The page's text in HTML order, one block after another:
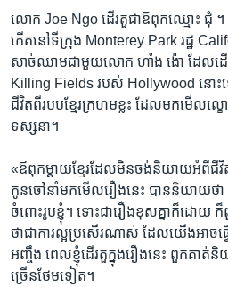
លោក Joe Ngo ដើរ​តួ​ជា​ឪពុក​ឈ្មោះ​ ជុំ ។
កើត​នៅ​ទីក្រុង Monterey Park រដ្ឋ​
សាច់​ឈាម​ជាមួយ​លោក ហាំង ង៉ោ ដែល​ដើរ​
Killing Fields របស់ Hollywood ​នោះទ
ជីវិត​ពី​របប​ខ្មែរ​ក្រហមខ្លះ ដែល​មក​មើល​ល្
ទស្សនា។
«ឪពុក​ម្តាយ​ខ្មែរ​ដែល​មិន​ចង់​និយាយ​អំពី​ជីវិ
កូន​ចៅ​នាំ​មក​មើលរឿង​នេះ បាន​និយាយ​ថា
ចំពោះ​រូប​ខ្ញុំ។ ទោះ​ជា​រឿង​ខុស​គ្នា​ក៏​ដោយ ក៏​ពួ
ថា​ជា​ការ​ល្អ​ប្រសើ​រណាស់ ដែល​យើង​អាច​ធ្
អញ្ចឹង ពេល​ខ្ញុំ​ដើរ​តួ​ក្នុង​រឿង​នេះ ពួកគាត់​និ
ច្រើន​ថែម​ទៀត។